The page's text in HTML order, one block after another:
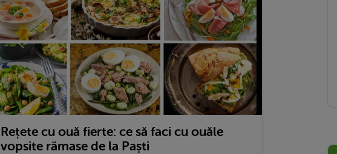
Rețete cu ouă fierte: ce să faci cu ouăle
vopsite rămase de la Paști